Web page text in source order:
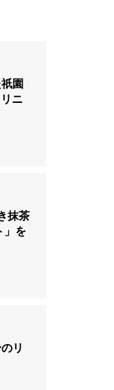
園
ニ
抹茶
」を
リ